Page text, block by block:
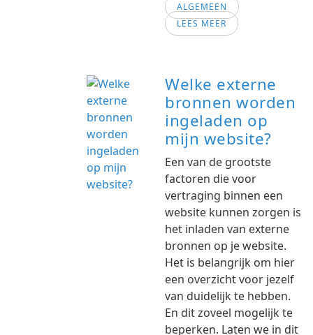
ALGEMEEN
LEES MEER
Welke externe
bronnen worden
ingeladen op
mijn website?
Een van de grootste
factoren die voor
vertraging binnen een
website kunnen zorgen is
het inladen van externe
bronnen op je website.
Het is belangrijk om hier
een overzicht voor jezelf
van duidelijk te hebben.
En dit zoveel mogelijk te
beperken. Laten we in dit